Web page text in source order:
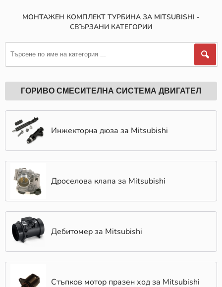
живот.
за вашия автомобил, като комбинираме качество,
издръжливост и достъпни цени. Всички Монтажен
комплект турбина в нашия каталог отговарят на
за замяна на оригинални части.
комплект турбина за вашия Mitsubishi и се
възползвайте от бърза доставка и гарантирано
удовлетворение.
Как да изберем подходящи Монтажен
комплект турбина за Mitsubishi?
Всеки автомобил в даден момент изисква
поддръжка, а когато дойде време за смяна на
Монтажен комплект турбина за вашия автомобил
Mitsubishi, е важно да направите правилния избор. В
КарАуто.БГ улесняваме този процес чрез нашата
интуитивна платформа, която ви помага бързо и
лесно да намерите точните части за вашия
двигателя на автомобила си, за да получите списък с
МОНТАЖЕН КОМПЛЕКТ ТУРБИНА ЗА MITSUBISHI -
СВЪРЗАНИ КАТЕГОРИИ
ГОРИВО СМЕСИТЕЛНА СИСТЕМА ДВИГАТЕЛ
Инжекторна дюза за Mitsubishi
Дроселова клапа за Mitsubishi
Дебитомер за Mitsubishi
Стъпков мотор празен ход за Mitsubishi